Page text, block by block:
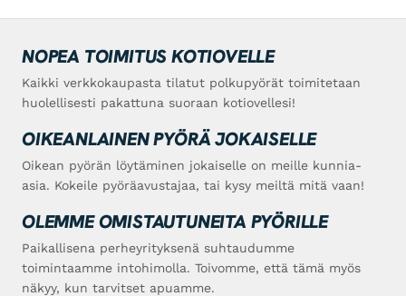
NOPEA TOIMITUS KOTIOVELLE
Kaikki verkkokaupasta tilatut polkupyörät toimitetaan
huolellisesti pakattuna suoraan kotiovellesi!
OIKEANLAINEN PYÖRÄ JOKAISELLE
Oikean pyörän löytäminen jokaiselle on meille kunnia-
asia. Kokeile pyöräavustajaa, tai kysy meiltä mitä vaan!
OLEMME OMISTAUTUNEITA PYÖRILLE
Paikallisena perheyrityksenä suhtaudumme
toimintaamme intohimolla. Toivomme, että tämä myös
näkyy, kun tarvitset apuamme.